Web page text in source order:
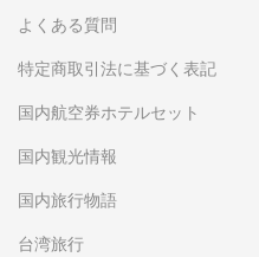
よくある質問
特定商取引法に基づく表記
国内航空券ホテルセット
国内観光情報
国内旅行物語
台湾旅行